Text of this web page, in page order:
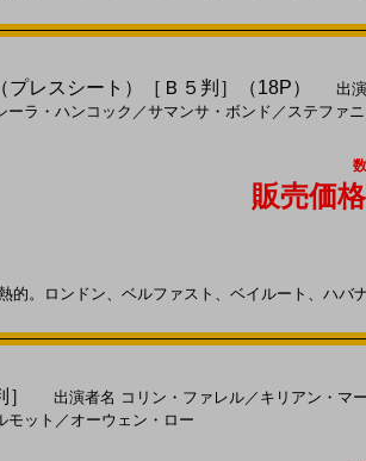
レスシート）［Ｂ５判］（18P） 出演
ーラ・ハンコック ／サマンサ・ボンド ／ ステファ
販売価
的。ロンドン、ベルファスト、ベイルート、
出演者名 コリン・ファレル／ キリアン・マ
モット ／ オーウェン・ロー